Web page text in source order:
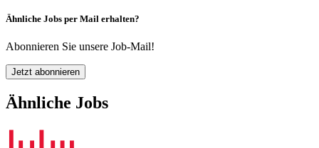
Ähnliche Jobs per Mail erhalten?
Abonnieren Sie unsere Job-Mail!
Jetzt abonnieren
Ähnliche Jobs